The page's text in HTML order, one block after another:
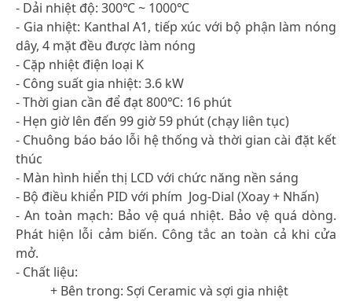
- Dải nhiệt độ: 300℃ ~ 1000℃
- Gia nhiệt: Kanthal A1, tiếp xúc với bộ phận làm nóng
dây, 4 mặt đều được làm nóng
- Cặp nhiệt điện loại K
- Công suất gia nhiệt: 3.6 kW
- Thời gian cần để đạt 800℃: 16 phút
- Hẹn giờ lên đến 99 giờ 59 phút (chạy liên tục)
- Chuông báo báo lỗi hệ thống và thời gian cài đặt kết
thúc
- Màn hình hiển thị LCD với chức năng nền sáng
- Bộ điều khiển PID với phím Jog-Dial (Xoay + Nhấn)
- An toàn mạch: Bảo vệ quá nhiệt. Bảo vệ quá dòng.
Phát hiện lỗi cảm biến. Công tắc an toàn cả khi cửa
mở.
- Chất liệu:
+ Bên trong: Sợi Ceramic và sợi gia nhiệt